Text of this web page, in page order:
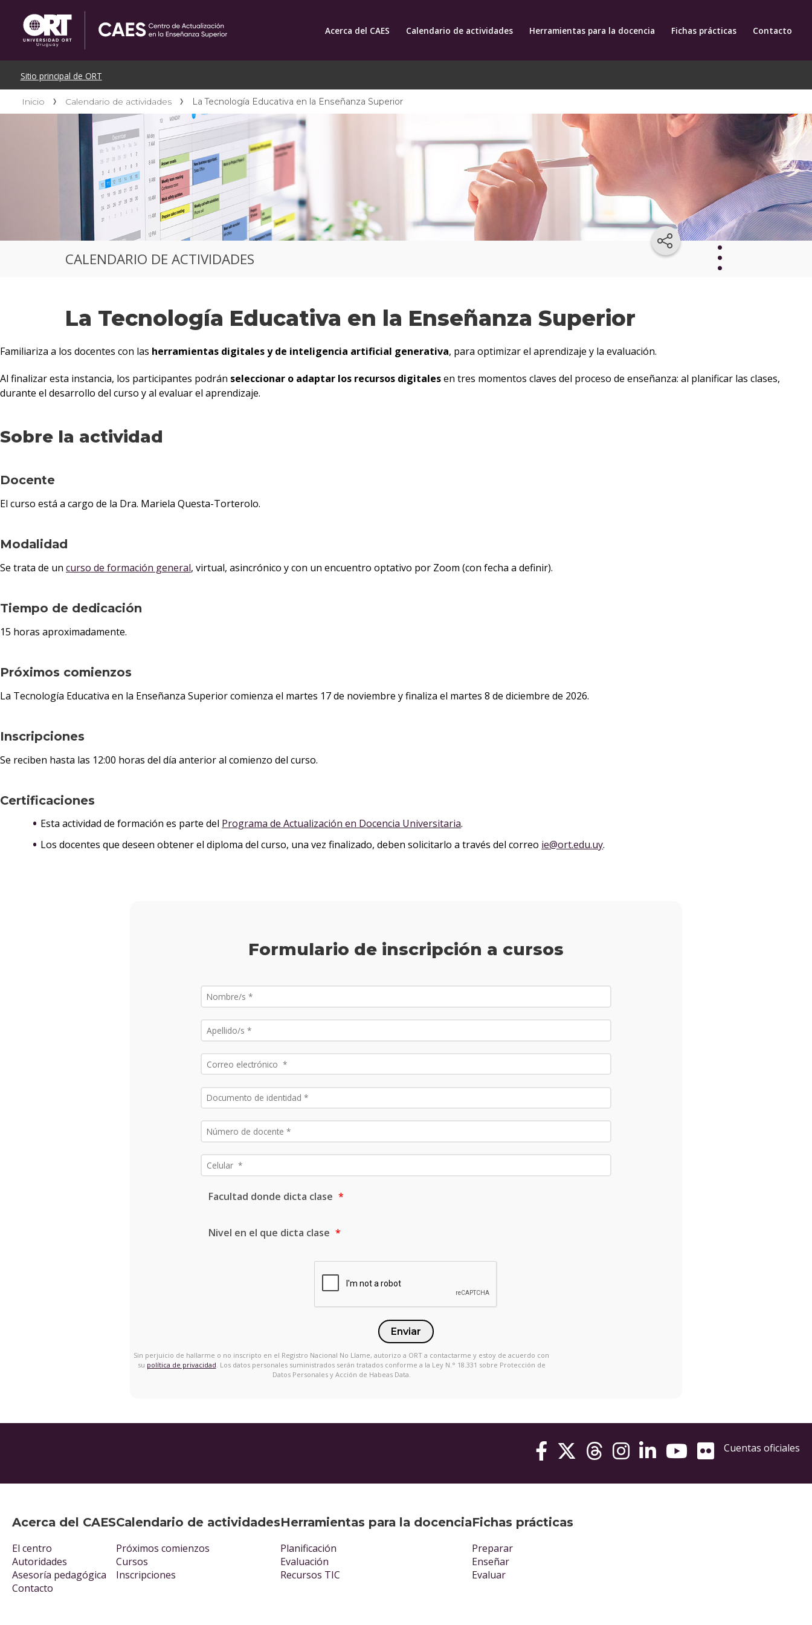
Acerca del CAES Calendario de actividades Herramientas para la docencia Fichas prácticas Contacto
Inicio Calendario de actividades La Tecnología Educativa en la Enseñanza Superior
CALENDARIO DE ACTIVIDADES
La Tecnología Educativa en la Enseñanza Superior
Próximos
comienzos
Familiariza a los docentes con las herramientas digitales y de inteligencia artificial generativa, para optimizar el aprendizaje y la evaluación.
Al finalizar esta instancia, los participantes podrán seleccionar o adaptar los recursos digitalesen tres momentos claves del proceso de enseñanza: al planificar las clases,
durante el desarrollo del curso y al evaluar el aprendizaje.
Sobre la actividad
Docente
El curso está a cargo de la Dra. Mariela Questa-Torterolo.
Modalidad
Se trata de un curso de formación general, virtual, asincrónico y con un encuentro optativo por Zoom (con fecha a definir).
Tiempo de dedicación
15 horas aproximadamente.
Próximos comienzos
La Tecnología Educativa en la Enseñanza Superior comienza el martes 17 de noviembre y finaliza el martes 8 de diciembre de 2026.
Inscripciones
Se reciben hasta las 12:00 horas del día anterior al comienzo del curso.
Certificaciones
Esta actividad de formación es parte del Programa de Actualización en Docencia Universitaria.
Los docentes que deseen obtener el diploma del curso, una vez finalizado, deben solicitarlo a través del correo ie@ort.edu.uy.
Formulario de inscripción a cursos
Facultad donde dicta clase
Nivel en el que dicta clase
Enviar
Sin perjuicio de hallarme o no inscripto en el Registro Nacional No Llame, autorizo a ORT a contactarme y estoy de acuerdo con
su política de privacidad . Los datos personales suministrados serán tratados conforme a la Ley N.° 18.331 sobre Protección de
Datos Personales y Acción de Habeas Data.
Acerca del CAES
El centro
Autoridades
Asesoría pedagógica
Contacto
Calendario de actividades
Próximos comienzos
Cursos
Inscripciones
Herramientas para la docencia
Planificación
Evaluación
Recursos TIC
Fichas prácticas
Preparar
Enseñar
Evaluar
Cuentas oficiales